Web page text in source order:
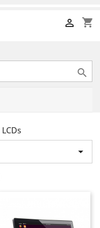
shopping_cart


LCDs
